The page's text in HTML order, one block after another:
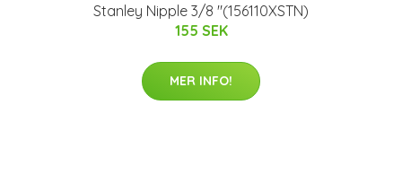
Stanley Nipple 3/8 "(156110XSTN)
155 SEK
MER INFO!